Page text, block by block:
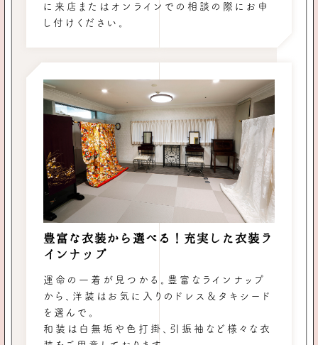
に来店またはオンラインでの相談の際にお申
し付けください。
豊富な衣装から選べる！充実した衣装ラ
インナップ
運命の一着が見つかる。豊富なラインナップ
から、洋装はお気に入りのドレス＆タキシード
を選んで。
和装は白無垢や色打掛、引振袖など様々な衣